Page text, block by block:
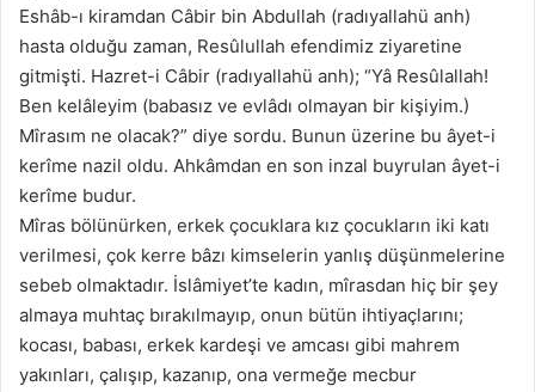
Eshâb-ı kiramdan Câbir bin Abdullah (radıyallahü anh)
hasta olduğu zaman, Resûlullah efendimiz ziyaretine
gitmişti. Hazret-i Câbir (radıyallahü anh); “Yâ Resûlallah!
Ben kelâleyim (babasız ve evlâdı olmayan bir kişiyim.)
Mîrasım ne olacak?” diye sordu. Bunun üzerine bu âyet-i
kerîme nazil oldu. Ahkâmdan en son inzal buyrulan âyet-i
kerîme budur.
Mîras bölünürken, erkek çocuklara kız çocukların iki katı
verilmesi, çok kerre bâzı kimselerin yanlış düşünmelerine
sebeb olmaktadır. İslâmiyet’te kadın, mîrasdan hiç bir şey
almaya muhtaç bırakılmayıp, onun bütün ihtiyaçlarını;
kocası, babası, erkek kardeşi ve amcası gibi mahrem
yakınları, çalışıp, kazanıp, ona vermeğe mecbur